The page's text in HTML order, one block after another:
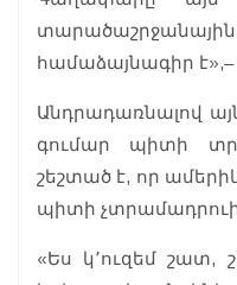
համաձայնագիր է»,–
Անդրադառնալով
գումար պիտի
շեշտած է, որ
պիտի
«Ես կ՚ուզեմ շատ,